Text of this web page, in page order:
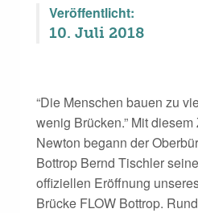
Veröffentlicht:
10. Juli 2018
“Die Menschen bauen zu
wenig Brücken.” Mit
Newton begann der
Bottrop Bernd Tischler
offiziellen Eröffnung
Brücke FLOW Bottrop.